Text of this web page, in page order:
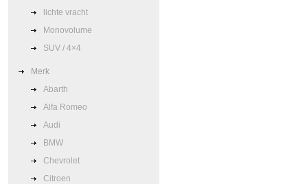
lichte vracht
Monovolume
SUV / 4×4
Merk
Abarth
Alfa Romeo
Audi
BMW
Chevrolet
Citroen